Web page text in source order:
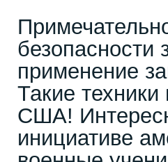
безопасности
применение
Такие
США!
инициативе